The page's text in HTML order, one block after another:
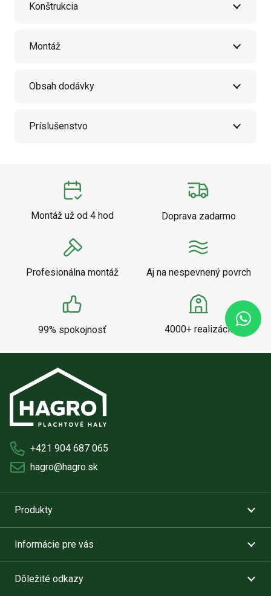
Konštrukcia
Montáž
Obsah dodávky
Príslušenstvo
Montáž už od 4 hod Doprava zadarmo
Profesionálna montáž Aj na nespevnený povrch
99% spokojnosť 4000+ realizácií
+421 904 687 065
hagro@hagro.sk
Produkty
Informácie pre vás
Dôležité odkazy